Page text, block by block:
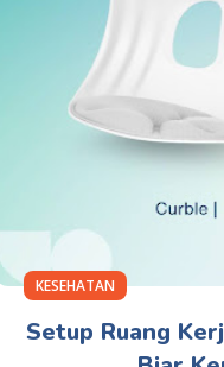
KESEHATAN
Setup Ruang